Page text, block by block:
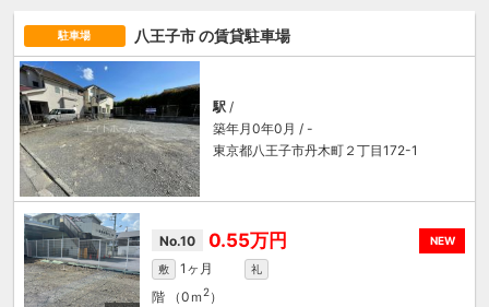
駐車場 八王子市の賃貸駐車場
駅 /
築年月0年0月 / -
東京都八王子市丹木町２丁目172-1
NEW
No.10 0.55万円
敷 1ヶ月 礼
階 （0ｍ 2）